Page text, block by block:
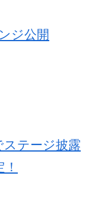
ジ公開
テージ披露